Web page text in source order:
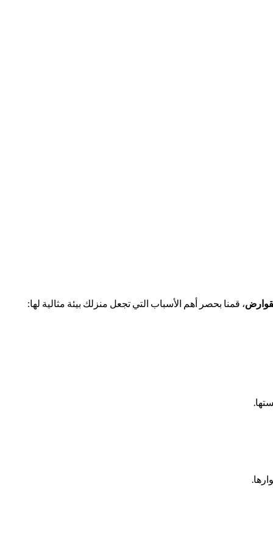
، قمنا بحصر أهم الأسباب التي تجعل منزلك بيئة مثالية لها: